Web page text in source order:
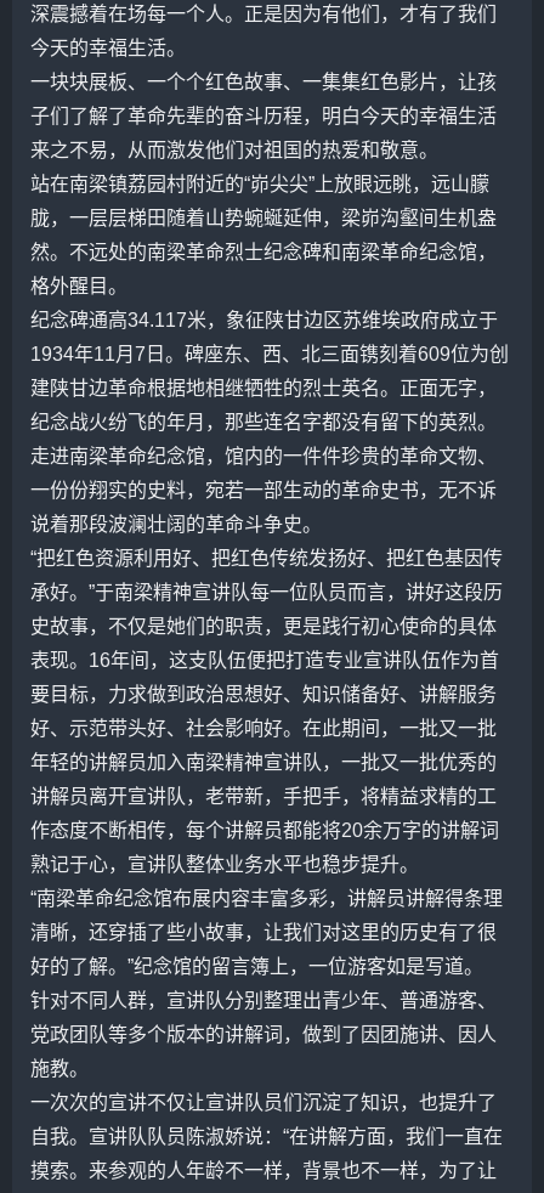
深震撼着在场每一个人。正是因为有他们，才有了我们
今天的幸福生活。
一块块展板、一个个红色故事、一集集红色影片，让孩
子们了解了革命先辈的奋斗历程，明白今天的幸福生活
来之不易，从而激发他们对祖国的热爱和敬意。
站在南梁镇荔园村附近的“峁尖尖”上放眼远眺，远山朦
胧，一层层梯田随着山势蜿蜒延伸，梁峁沟壑间生机盎
然。不远处的南梁革命烈士纪念碑和南梁革命纪念馆，
格外醒目。
纪念碑通高34.117米，象征陕甘边区苏维埃政府成立于
1934年11月7日。碑座东、西、北三面镌刻着609位为创
建陕甘边革命根据地相继牺牲的烈士英名。正面无字，
纪念战火纷飞的年月，那些连名字都没有留下的英烈。
走进南梁革命纪念馆，馆内的一件件珍贵的革命文物、
一份份翔实的史料，宛若一部生动的革命史书，无不诉
说着那段波澜壮阔的革命斗争史。
“把红色资源利用好、把红色传统发扬好、把红色基因传
承好。”于南梁精神宣讲队每一位队员而言，讲好这段历
史故事，不仅是她们的职责，更是践行初心使命的具体
表现。16年间，这支队伍便把打造专业宣讲队伍作为首
要目标，力求做到政治思想好、知识储备好、讲解服务
好、示范带头好、社会影响好。在此期间，一批又一批
年轻的讲解员加入南梁精神宣讲队，一批又一批优秀的
讲解员离开宣讲队，老带新，手把手，将精益求精的工
作态度不断相传，每个讲解员都能将20余万字的讲解词
熟记于心，宣讲队整体业务水平也稳步提升。
“南梁革命纪念馆布展内容丰富多彩，讲解员讲解得条理
清晰，还穿插了些小故事，让我们对这里的历史有了很
好的了解。”纪念馆的留言簿上，一位游客如是写道。
针对不同人群，宣讲队分别整理出青少年、普通游客、
党政团队等多个版本的讲解词，做到了因团施讲、因人
施教。
一次次的宣讲不仅让宣讲队员们沉淀了知识，也提升了
自我。宣讲队队员陈淑娇说：“在讲解方面，我们一直在
摸索。来参观的人年龄不一样，背景也不一样，为了让